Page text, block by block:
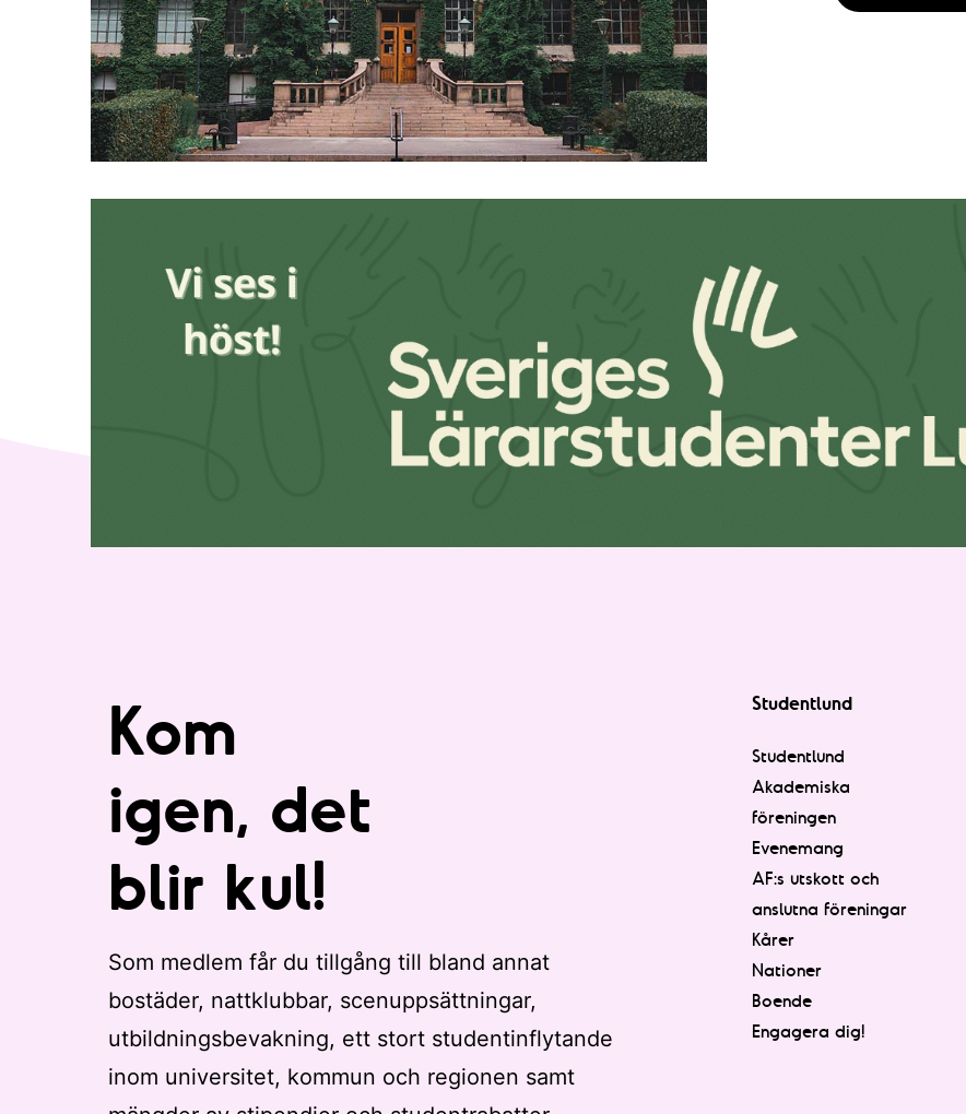
Kom
igen, det
blir kul!
Som medlem får du tillgång till bland annat
bostäder, nattklubbar, scenuppsättningar,
utbildningsbevakning, ett stort studentinflytande
inom universitet, kommun och regionen samt
Studentlund
Studentlund
Akademiska
föreningen
Evenemang
AF:s utskott och
anslutna föreningar
Kårer
Nationer
Boende
Engagera dig!